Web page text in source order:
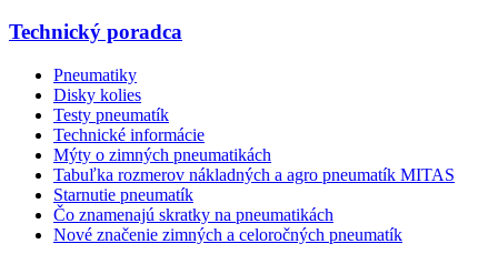
Technický poradca
Pneumatiky
Disky kolies
Testy pneumatík
Technické informácie
Mýty o zimných pneumatikách
Tabuľka rozmerov nákladných a agro pneumatík MITAS
Starnutie pneumatík
Čo znamenajú skratky na pneumatikách
Nové značenie zimných a celoročných pneumatík